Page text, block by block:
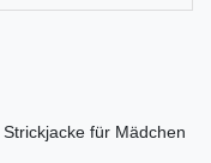
für Mädchen